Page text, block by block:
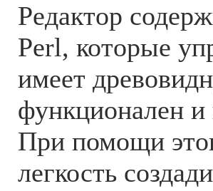
Редактор
Perl, которые
имеет
функционален и
При помощи
легкость